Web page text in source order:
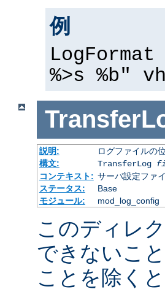
例
%>s %b"
説明:
ログファイルの
構文:
TransferLog
コンテキスト: サーバ設定ファ
ステータス:
Base
モジュール:
mod_log_config
このディレ
できないこ
ことを除くと